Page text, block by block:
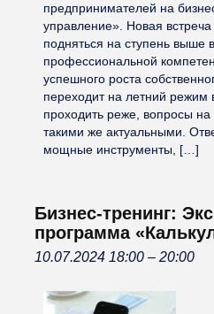
предпринимателей на
управление». Новая
подняться на ступень выше
профессиональной
успешного роста
переходит на летний режим
проходить реже, вопросы на
такими же актуальными.
мощные инструменты, […]
Бизнес-тренинг:
программа
10.07.2024 18:00 – 20:00